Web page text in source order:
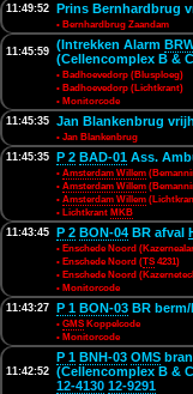
11:49:52 Prins Bernhardbrug
• Bernhardbrug Zaandam
11:45:59 (Intrekken Alarm
(Cellencomplex B &
• Badhoevedorp (Blusploeg)
• Badhoevedorp (Lichtkrant)
• Monitorcode
11:45:35 Jan Blankenbrug
• Jan Blankenbrug
11:45:35 P 2 BAD-01 Ass.
• Amsterdam Willem
• Amsterdam Willem
• Amsterdam Willem
• Lichtkrant MKB
11:43:45 P 2 BON-04 BR afval
• Enschede Noord
• Enschede Noord (TS 4231)
• Enschede Noord
• Monitorcode
11:43:27 P 1 BON-03 BR
• GMS Koppelcode
• Monitorcode
11:42:52
P 1 BNH-03 OMS
(Cellencomplex B &
12-4130 12-9291